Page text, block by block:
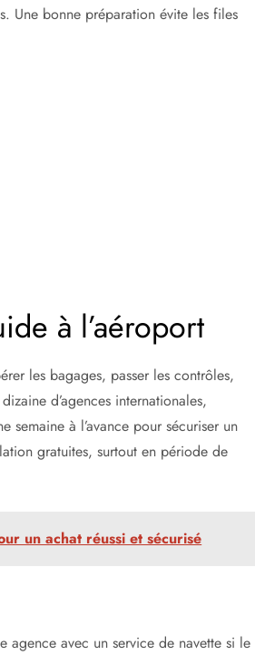
Une bonne préparation évite les files
à l’aéroport
les bagages, passer les contrôles,
d’agences internationales,
semaine à l’avance pour sécuriser un
gratuites, surtout en période de
un achat réussi et sécurisé
agence avec un service de navette si le